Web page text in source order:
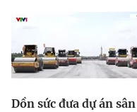
Dồn sức đưa dự án sân